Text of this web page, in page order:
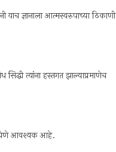
याच ज्ञानाला आत्मस्वरुपाच्या ठिकाणी
त्यांना हस्तगत झाल्याप्रमाणेच
घेणे आवश्यक आहे.